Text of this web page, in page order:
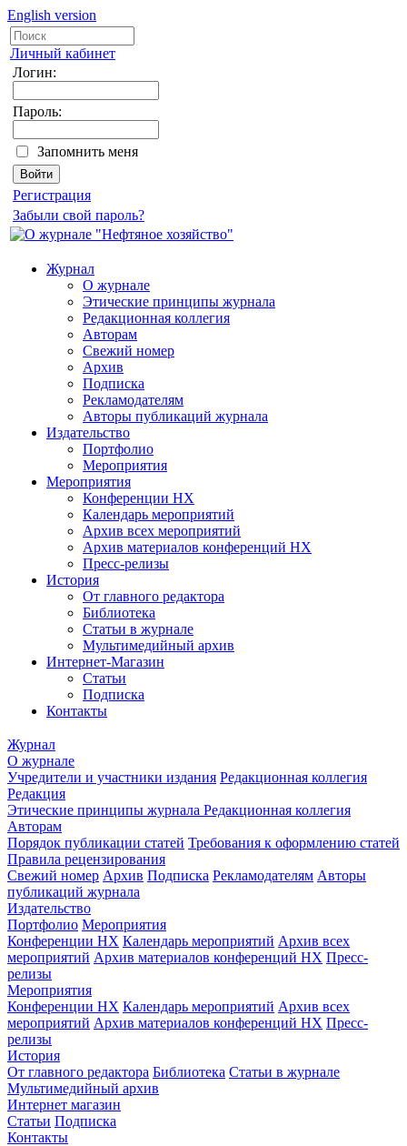
English version
Личный кабинет
Логин:
Пароль:
Запомнить меня
Регистрация
Забыли свой пароль?
Журнал
О журнале
Этические принципы журнала
Редакционная коллегия
Авторам
Свежий номер
Архив
Подписка
Рекламодателям
Авторы публикаций журнала
Издательство
Портфолио
Мероприятия
Мероприятия
Конференции НХ
Календарь мероприятий
Архив всех мероприятий
Архив материалов конференций НХ
Пресс-релизы
История
От главного редактора
Библиотека
Статьи в журнале
Мультимедийный архив
Интернет-Магазин
Статьи
Подписка
Контакты
Журнал
О журнале
Учредители и участники издания Редакционная коллегия
Редакция
Этические принципы журнала Редакционная коллегия
Авторам
Порядок публикации статей Требования к оформлению статей
Правила рецензирования
Свежий номер Архив Подписка Рекламодателям Авторы
публикаций журнала
Издательство
Портфолио Мероприятия
Конференции НХ Календарь мероприятий Архив всех
мероприятий Архив материалов конференций НХ Пресс-
релизы
Мероприятия
Конференции НХ Календарь мероприятий Архив всех
мероприятий Архив материалов конференций НХ Пресс-
релизы
История
От главного редактора Библиотека Статьи в журнале
Мультимедийный архив
Интернет магазин
Статьи Подписка
Контакты